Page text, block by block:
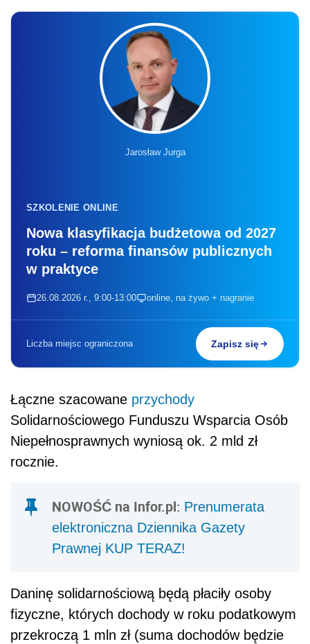
Jarosław Jurga
SZKOLENIE ONLINE
Nowa klasyfikacja budżetowa od 2027
roku – reforma finansów publicznych
w praktyce
26.08.2026 r., 9:00-13:00 online, na żywo + nagranie
Liczba miejsc ograniczona Zapisz się
Łączne szacowane przychody
Solidarnościowego Funduszu Wsparcia Osób
Niepełnosprawnych wyniosą ok. 2 mld zł
rocznie.
NOWOŚĆ na Infor.pl: Prenumerata
elektroniczna Dziennika Gazety
Prawnej KUP TERAZ!
Daninę solidarnościową będą płaciły osoby
fizyczne, których dochody w roku podatkowym
przekroczą 1 mln zł (suma dochodów będzie